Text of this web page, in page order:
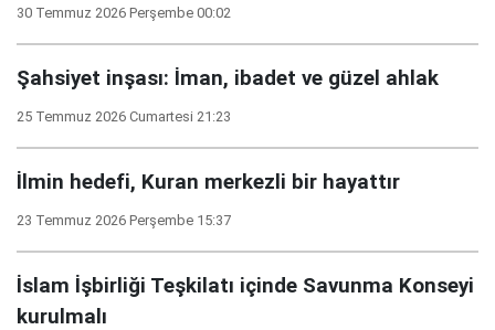
30 Temmuz 2026 Perşembe 00:02
Şahsiyet inşası: İman, ibadet ve güzel ahlak
25 Temmuz 2026 Cumartesi 21:23
İlmin hedefi, Kuran merkezli bir hayattır
23 Temmuz 2026 Perşembe 15:37
İslam İşbirliği Teşkilatı içinde Savunma Konseyi
kurulmalı